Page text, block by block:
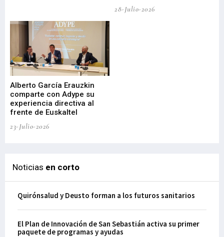
28-Julio-2026
Alberto García Erauzkin
comparte con Adype su
experiencia directiva al
frente de Euskaltel
23-Julio-2026
Noticias en corto
Quirónsalud y Deusto forman a los futuros sanitarios
El Plan de Innovación de San Sebastián activa su primer
paquete de programas y ayudas